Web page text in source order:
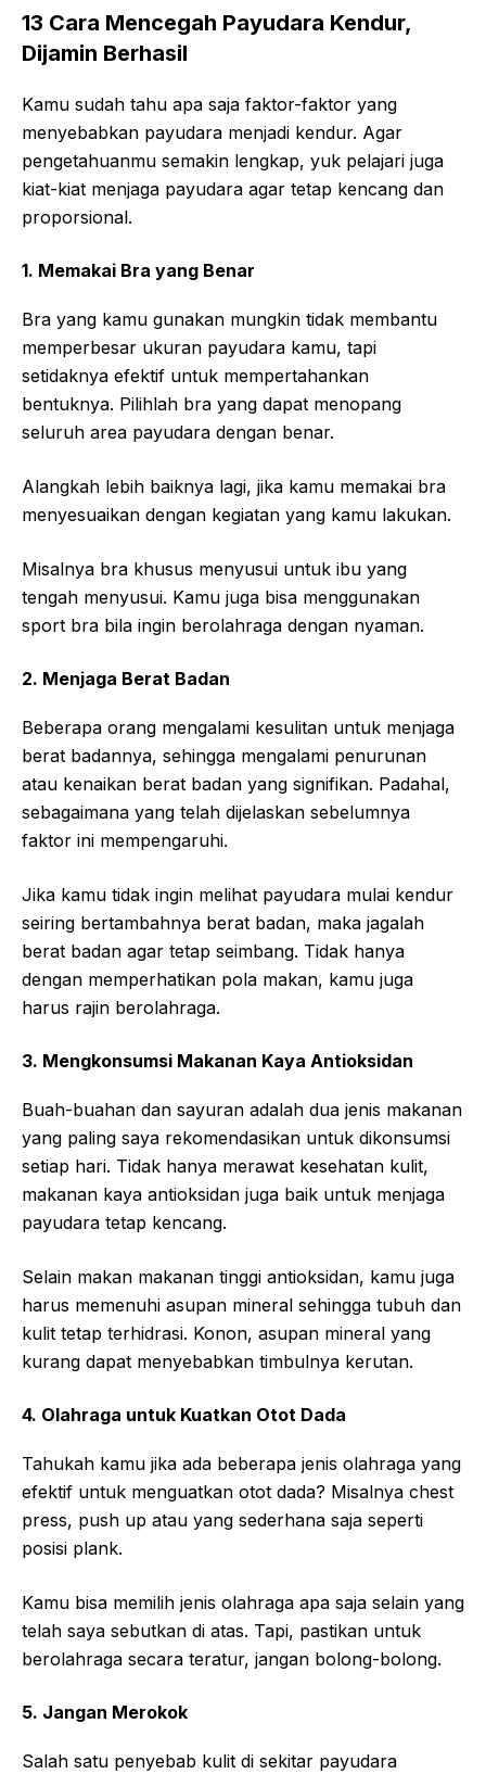
13 Cara Mencegah Payudara Kendur,
Dijamin Berhasil
Kamu sudah tahu apa saja faktor-faktor yang
menyebabkan payudara menjadi kendur. Agar
pengetahuanmu semakin lengkap, yuk pelajari juga
kiat-kiat menjaga payudara agar tetap kencang dan
proporsional.
1. Memakai Bra yang Benar
Bra yang kamu gunakan mungkin tidak membantu
memperbesar ukuran payudara kamu, tapi
setidaknya efektif untuk mempertahankan
bentuknya. Pilihlah bra yang dapat menopang
seluruh area payudara dengan benar.
Alangkah lebih baiknya lagi, jika kamu memakai bra
menyesuaikan dengan kegiatan yang kamu lakukan.
Misalnya bra khusus menyusui untuk ibu yang
tengah menyusui. Kamu juga bisa menggunakan
sport bra bila ingin berolahraga dengan nyaman.
2. Menjaga Berat Badan
Beberapa orang mengalami kesulitan untuk menjaga
berat badannya, sehingga mengalami penurunan
atau kenaikan berat badan yang signifikan. Padahal,
sebagaimana yang telah dijelaskan sebelumnya
faktor ini mempengaruhi.
Jika kamu tidak ingin melihat payudara mulai kendur
seiring bertambahnya berat badan, maka jagalah
berat badan agar tetap seimbang. Tidak hanya
dengan memperhatikan pola makan, kamu juga
harus rajin berolahraga.
3. Mengkonsumsi Makanan Kaya Antioksidan
Buah-buahan dan sayuran adalah dua jenis makanan
yang paling saya rekomendasikan untuk dikonsumsi
setiap hari. Tidak hanya merawat kesehatan kulit,
makanan kaya antioksidan juga baik untuk menjaga
payudara tetap kencang.
Selain makan makanan tinggi antioksidan, kamu juga
harus memenuhi asupan mineral sehingga tubuh dan
kulit tetap terhidrasi. Konon, asupan mineral yang
kurang dapat menyebabkan timbulnya kerutan.
4. Olahraga untuk Kuatkan Otot Dada
Tahukah kamu jika ada beberapa jenis olahraga yang
efektif untuk menguatkan otot dada? Misalnya chest
press, push up atau yang sederhana saja seperti
posisi plank.
Kamu bisa memilih jenis olahraga apa saja selain yang
telah saya sebutkan di atas. Tapi, pastikan untuk
berolahraga secara teratur, jangan bolong-bolong.
5. Jangan Merokok
Salah satu penyebab kulit di sekitar payudara